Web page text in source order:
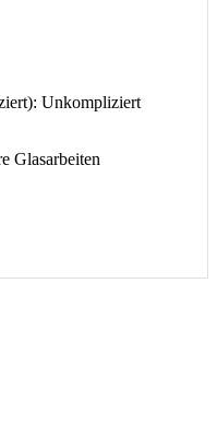
Unkompliziert
Glasarbeiten